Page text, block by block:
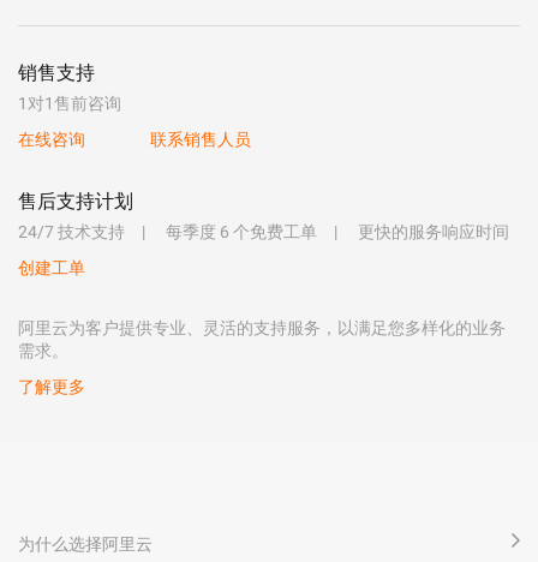
销售支持
1对1售前咨询
在线咨询
联系销售人员
售后支持计划
24/7 技术支持 每季度 6 个免费工单
更快的服务响应时间
创建工单
阿里云为客户提供专业、灵活的支持服务，以满足您多样化的业务
需求。
了解更多
为什么选择阿里云